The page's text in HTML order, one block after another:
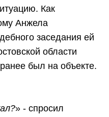
Как
Анжела
заседания ей
области
был на объекте.
» - спросил